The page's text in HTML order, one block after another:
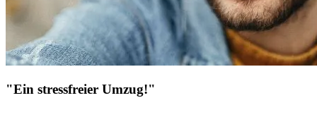
"Ein stressfreier Umzug!"